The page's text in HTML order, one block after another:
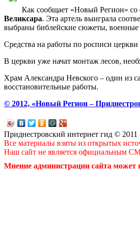
Как сообщает «Новый Регион» со
Великсара. Эта артель выиграла
выбраны библейские сюжеты, военные
Средства на работы по росписи
В церкви уже начат монтаж лесов,
Храм Александра Невского – один из
восстановительные работы.
© 2012, «Новый Регион –
Приднестровский интернет гид © 2011
Все материалы взяты из открытых
Наш сайт не является официальным
Мнение администрации сайта может